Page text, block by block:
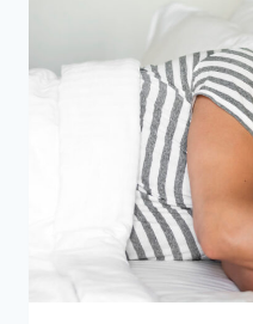
FUERZA
Y
MASA
MUSCULAR